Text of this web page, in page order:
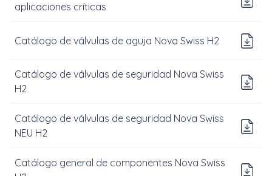
aplicaciones críticas
Catálogo de válvulas de aguja Nova Swiss H2
Catálogo de válvulas de seguridad Nova Swiss
H2
Catálogo de válvulas de seguridad Nova Swiss
NEU H2
Catálogo general de componentes Nova Swiss